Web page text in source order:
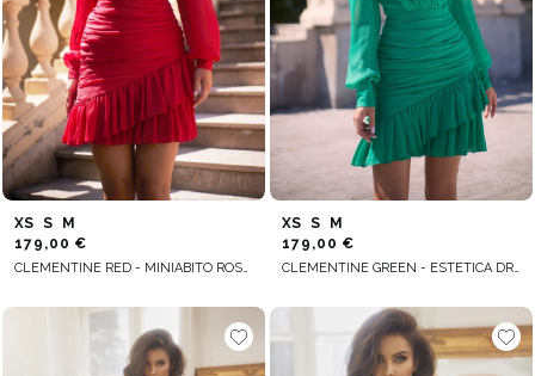
XS S
M
179,00 €
CLEMENTINE RED - MINIABITO ROSSO INCRESPATO
XS S
M
179,00 €
CLEMENTINE GREEN - ESTETICA DRAPPEGGIATA IN UN MINI ABITO